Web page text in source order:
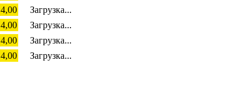
4,00
Загрузка...
4,00
Загрузка...
4,00
Загрузка...
4,00
Загрузка...